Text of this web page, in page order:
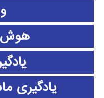
هوش
یادگیری